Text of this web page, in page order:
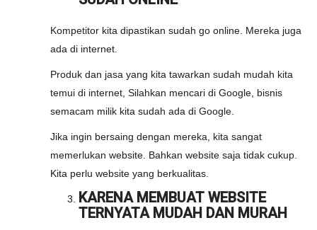
Kompetitor kita dipastikan sudah go online. Mereka juga
ada di internet.
Produk dan jasa yang kita tawarkan sudah mudah kita
temui di internet, Silahkan mencari di Google, bisnis
semacam milik kita sudah ada di Google.
Jika ingin bersaing dengan mereka, kita sangat
memerlukan website. Bahkan website saja tidak cukup.
Kita perlu website yang berkualitas.
KARENA MEMBUAT WEBSITE
TERNYATA MUDAH DAN MURAH